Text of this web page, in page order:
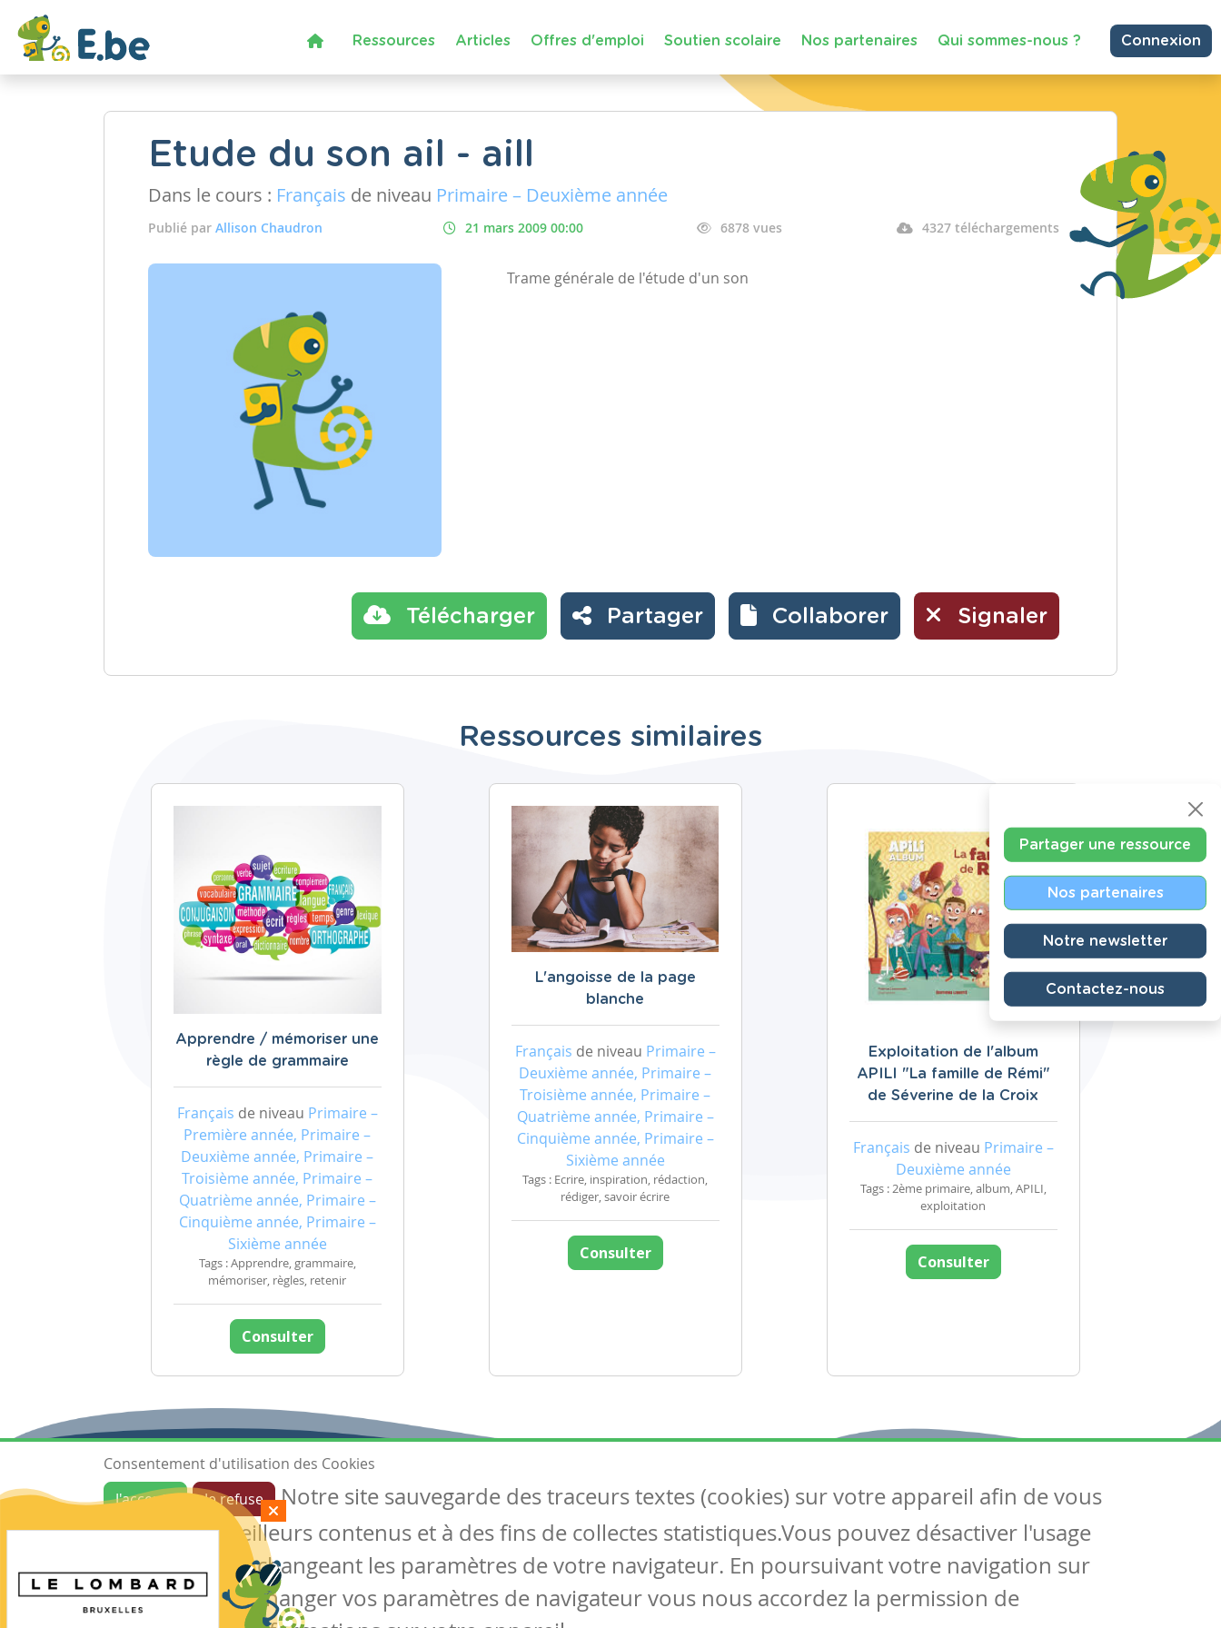
Ressources Articles Offres d'emploi Soutien scolaire Nos partenaires Qui sommes-nous ? Connexion
Etude du son ail - aill
Dans le cours : Français de niveau Primaire – Deuxième année
Publié par Allison Chaudron 21 mars 2009 00:00 6878 vues 4327 téléchargements
Trame générale de l'étude d'un son
Télécharger Partager Collaborer Signaler
Ressources similaires
Apprendre / mémoriser une
règle de grammaire
Français de niveau Primaire –
Première année, Primaire –
Deuxième année, Primaire –
Troisième année, Primaire –
Quatrième année, Primaire –
Cinquième année, Primaire –
Sixième année
Tags : Apprendre, grammaire,
mémoriser, règles, retenir
Consulter
L'angoisse de la page
blanche
Français de niveau Primaire –
Deuxième année, Primaire –
Troisième année, Primaire –
Quatrième année, Primaire –
Cinquième année, Primaire –
Sixième année
Tags : Ecrire, inspiration, rédaction,
rédiger, savoir écrire
Consulter
Exploitation de l'album
APILI "La famille de Rémi"
de Séverine de la Croix
Français de niveau Primaire –
Deuxième année
Tags : 2ème primaire, album, APILI,
exploitation
Consulter
Partager une ressource
Nos partenaires
Notre newsletter
Contactez-nous
Ressources
Les ressources
Créer une ressource
Mes ressources
Articles
Tous les articles
Articles DYS
Circulaires
Suivez-nous
Contactez-nous
Soutien scolaire
Consentement d'utilisation des Cookies
J'accepte
Je refuse
Notre site sauvegarde des traceurs textes (cookies) sur votre appareil afin de vous
garantir de meilleurs contenus et à des fins de collectes statistiques.Vous pouvez désactiver l'usage
des cookies en changeant les paramètres de votre navigateur. En poursuivant votre navigation sur
notre site sans changer vos paramètres de navigateur vous nous accordez la permission de